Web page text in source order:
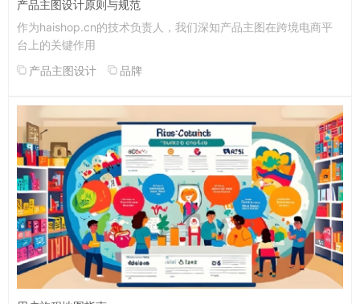
产品主图设计原则与规范
作为haishop.cn的技术负责人，我们深知产品主图在跨境电商平
台上的关键作用
产品主图设计
品牌